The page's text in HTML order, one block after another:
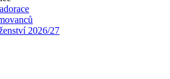
2026/27